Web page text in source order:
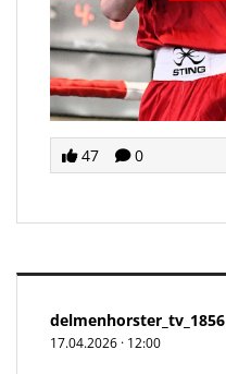
47 0
delmenhorster_tv_1856
17.04.2026 · 12:00